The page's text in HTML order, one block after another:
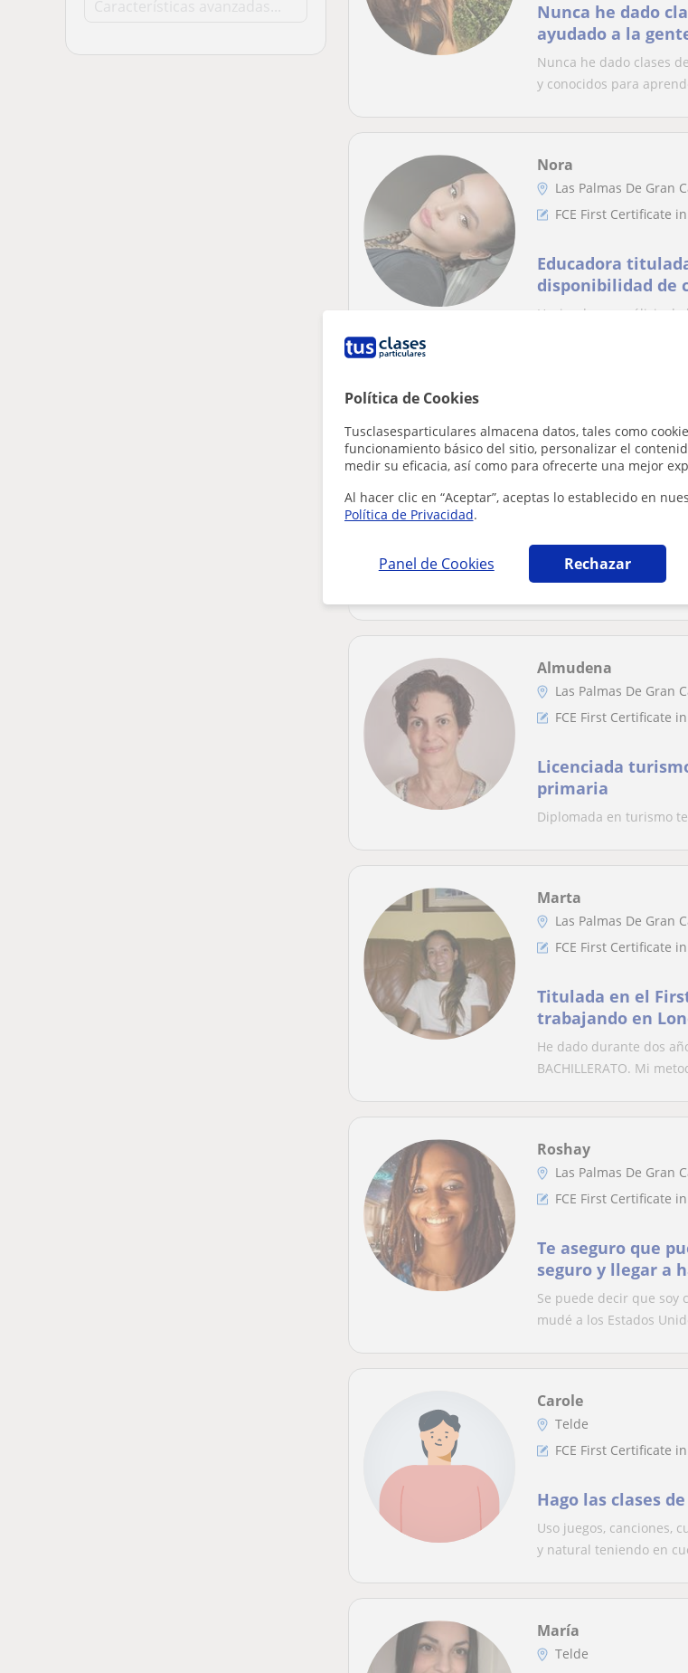
Política de Cookies
Tusclasesparticulares almacena datos, tales como
funcionamiento básico del sitio, personalizar el
medir su eficacia, así como para ofrecerte una mejor
Al hacer clic en “Aceptar”, aceptas lo establecido en
Política de Privacidad.
Panel de Cookies Rechazar
Nunca he dado
ayudado a la
Nunca he dado clases
y conocidos para
Nora
Las Palmas De Gran
FCE First Certificate
Educadora
disponibilidad de
secundaria, ESO,
Haciendo un análisis
Telde
FCE First Certificate
Profesora
Hello! Soy Martina de
de inglés. Doy clases
Almudena
Las Palmas De Gran
FCE First Certificate
Licenciada
primaria
Diplomada en turismo
Marta
Las Palmas De Gran
FCE First Certificate
Titulada en el
trabajando en
ingles(certificado
He dado durante dos
BACHILLERATO. Mi
Roshay
Las Palmas De Gran
FCE First Certificate
Te aseguro que
seguro y llegar a
manera divertida
Se puede decir que soy
mudé a los Estados
Carole
Telde
FCE First Certificate
Hago las clases
Uso juegos, canciones,
y natural teniendo en
María
Telde